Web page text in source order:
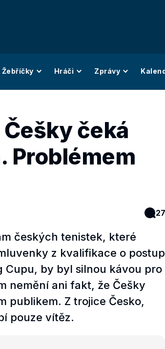
Žebříčky Hráči Zprávy
čeká
Problémem
27
českých tenistek, které
z kvalifikace o postup
Cupu, by byl silnou kávou pro
nemění ani fakt, že Češky
publikem. Z trojice Česko,
pouze vítěz.